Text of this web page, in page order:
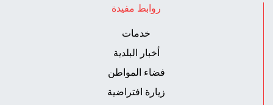
روابط مفيدة
خدمات
أخبار البلدية
فضاء المواطن
زيارة افتراضية